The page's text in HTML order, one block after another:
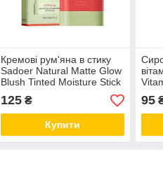
Кремові рум'яна в стику
Sadoer Natural Matte Glow
Blush Tinted Moisture Stick
(№2 Hot Red)
125₴
Купити
мл
95